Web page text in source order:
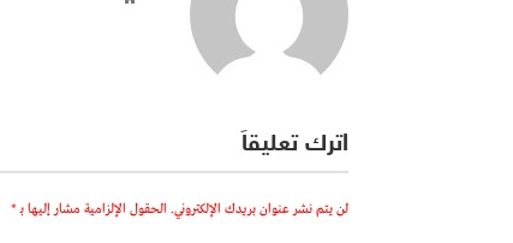
اترك تعليقاً
لن يتم نشر عنوان بريدك الإلكتروني. الحقول الإلزامية مشار إليها بـ *